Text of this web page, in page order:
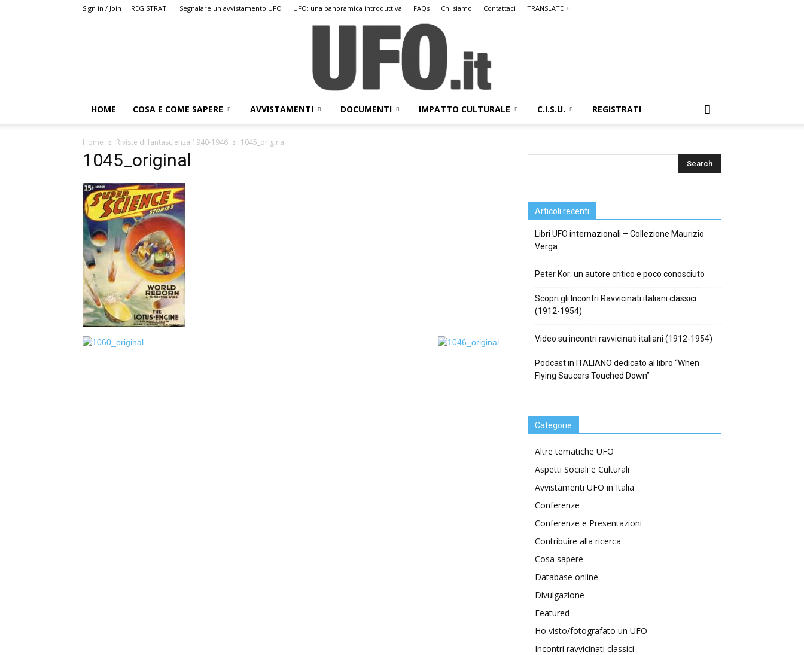
Sign in / Join REGISTRATI Segnalare un avvistamento UFO UFO: una panoramica introduttiva FAQs Chi siamo Contattaci TRANSLATE
HOME COSA E COME SAPERE AVVISTAMENTI DOCUMENTI IMPATTO CULTURALE C.I.S.U. REGISTRATI
Home Riviste di fantascienza 1940-1946 1045_original
1045_original
Articoli recenti
Libri UFO internazionali – Collezione Maurizio
Verga
Peter Kor: un autore critico e poco conosciuto
Scopri gli Incontri Ravvicinati italiani classici
(1912-1954)
Video su incontri ravvicinati italiani (1912-1954)
Podcast in ITALIANO dedicato al libro “When
Flying Saucers Touched Down”
Categorie
Altre tematiche UFO
Aspetti Sociali e Culturali
Avvistamenti UFO in Italia
Conferenze
Conferenze e Presentazioni
Contribuire alla ricerca
Cosa sapere
Database online
Divulgazione
Featured
Ho visto/fotografato un UFO
Incontri ravvicinati classici